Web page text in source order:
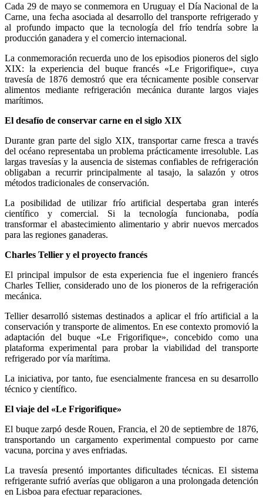
Cada 29 de mayo se conmemora en Uruguay el Día Nacional de la
Carne, una fecha asociada al desarrollo del transporte refrigerado y
al profundo impacto que la tecnología del frío tendría sobre la
producción ganadera y el comercio internacional.
La conmemoración recuerda uno de los episodios pioneros del siglo
XIX: la experiencia del buque francés «Le Frigorifique», cuya
travesía de 1876 demostró que era técnicamente posible conservar
alimentos mediante refrigeración mecánica durante largos viajes
marítimos.
El desafío de conservar carne en el siglo XIX
Durante gran parte del siglo XIX, transportar carne fresca a través
del océano representaba un problema prácticamente irresoluble. Las
largas travesías y la ausencia de sistemas confiables de refrigeración
obligaban a recurrir principalmente al tasajo, la salazón y otros
métodos tradicionales de conservación.
La posibilidad de utilizar frío artificial despertaba gran interés
científico y comercial. Si la tecnología funcionaba, podía
transformar el abastecimiento alimentario y abrir nuevos mercados
para las regiones ganaderas.
Charles Tellier y el proyecto francés
El principal impulsor de esta experiencia fue el ingeniero francés
Charles Tellier, considerado uno de los pioneros de la refrigeración
mecánica.
Tellier desarrolló sistemas destinados a aplicar el frío artificial a la
conservación y transporte de alimentos. En ese contexto promovió la
adaptación del buque «Le Frigorifique», concebido como una
plataforma experimental para probar la viabilidad del transporte
refrigerado por vía marítima.
La iniciativa, por tanto, fue esencialmente francesa en su desarrollo
técnico y científico.
El viaje del «Le Frigorifique»
El buque zarpó desde Rouen, Francia, el 20 de septiembre de 1876,
transportando un cargamento experimental compuesto por carne
vacuna, porcina y aves enfriadas.
La travesía presentó importantes dificultades técnicas. El sistema
refrigerante sufrió averías que obligaron a una prolongada detención
en Lisboa para efectuar reparaciones.